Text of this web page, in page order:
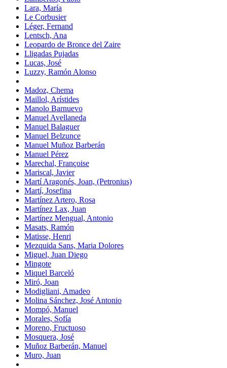
Lara, María
Le Corbusier
Léger, Fernand
Lentsch, Ana
Leopardo de Bronce del Zaire
Lligadas Pujadas
Lucas, José
Luzzy, Ramón Alonso
Madoz, Chema
Maillol, Arístides
Manolo Barnuevo
Manuel Avellaneda
Manuel Balaguer
Manuel Belzunce
Manuel Muñoz Barberán
Manuel Pérez
Marechal, Françoise
Mariscal, Javier
Martí Aragonés, Joan, (Petronius)
Martí, Josefina
Martínez Artero, Rosa
Martínez Lax, Juan
Martínez Mengual, Antonio
Masats, Ramón
Matisse, Henri
Mezquida Sans, Maria Dolores
Miguel, Juan Diego
Mingote
Miquel Barceló
Miró, Joan
Modigliani, Amadeo
Molina Sánchez, José Antonio
Mompó, Manuel
Morales, Sofía
Moreno, Fructuoso
Mosquera, José
Muñoz Barberán, Manuel
Muro, Juan